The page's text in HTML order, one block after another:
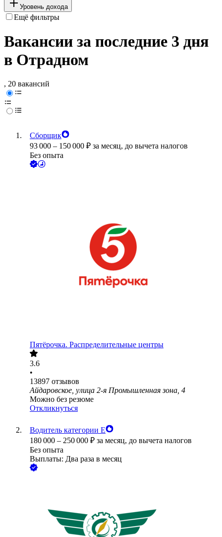
Уровень дохода
Ещё фильтры
Вакансии за последние 3 дня
в Отрадном
, 20 вакансий
Сборщик
93 000 – 150 000 ₽ за месяц, до вычета налогов
Без опыта
Пятёрочка. Распределительные центры
3.6
•
13897 отзывов
Айдаровское, улица 2-я Промышленная зона, 4
Можно без резюме
Откликнуться
Водитель категории Е
180 000 – 250 000 ₽ за месяц, до вычета налогов
Без опыта
Выплаты: Два раза в месяц